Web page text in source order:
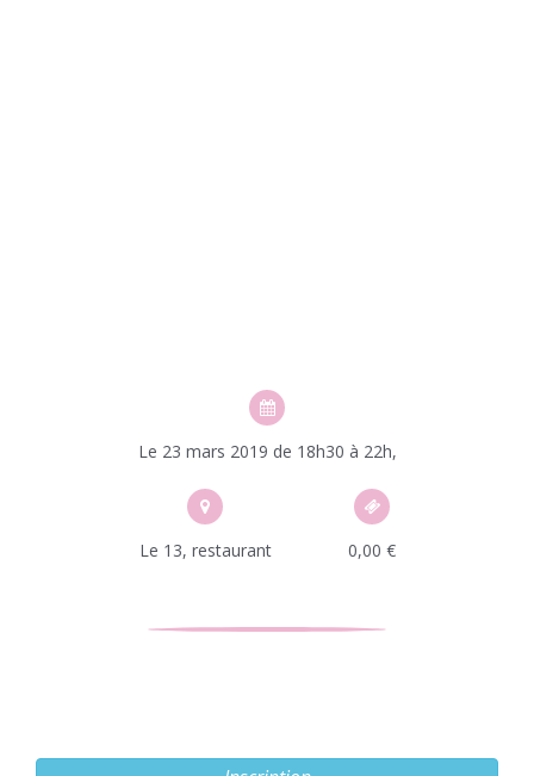
Le 23 mars 2019 de 18h30 à 22h,
Le 13, restaurant 0,00 €